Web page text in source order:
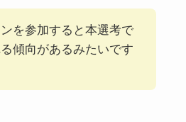
を参加すると本選考で
傾向があるみたいです